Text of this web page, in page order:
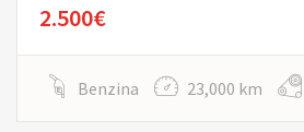
2.500€
Benzina 23,000 km